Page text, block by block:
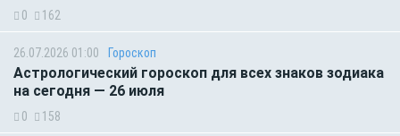
0 162
26.07.2026 01:00 Гороскоп
Астрологический гороскоп для всех знаков зодиака
на сегодня — 26 июля
0 158